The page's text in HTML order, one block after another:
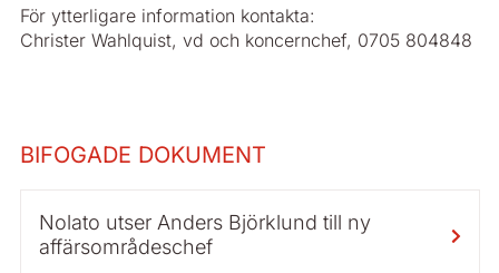
För ytterligare information kontakta:
Christer Wahlquist, vd och koncernchef, 0705 804848
BIFOGADE DOKUMENT
Nolato utser Anders Björklund till ny
affärsområdeschef